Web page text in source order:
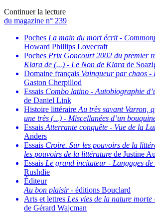
Continuer la lecture
du magazine n° 239
Poches La main du mort écrit -
Howard Phillips Lovecraft
Poches Prix Goncourt 2002 du premier
Klara de (...) - Le Non de Klara de
Domaine français Vainqueur par chaos -
Gaston Cherpillod
Essais Combo latino -Autobiographie
de Daniel Link
Histoire littéraireAu très savant Varron,
une très (...) - Miscellanées d’un
EssaisAtterrante conquête - Vue de la
Anders
Essais Croire. Sur les pouvoirs de la
les pouvoirs de la littérature de Justine
Essais Le grand incitateur - Langages
Rushdie
Éditeur
Au bon plaisir - éditions Bouclard
Arts et lettres Les vies de la nature morte
de Gérard Wajcman